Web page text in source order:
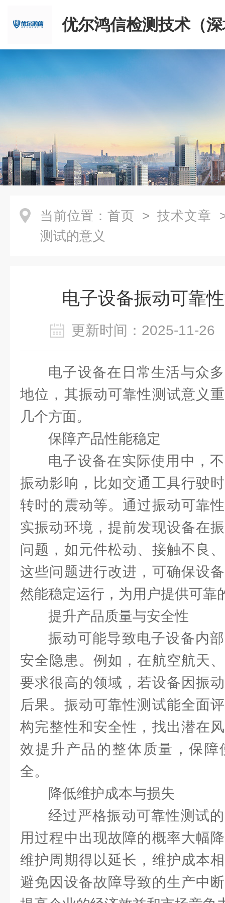
优尔鸿信检测技术（
限公司
当前位置： 首页 > 技术文章
测试的意义
电子设备振动可靠
更新时间：2025-11-
电子设备在日常生活与众
地位，其振动可靠性测试意义
几个方面。
保障产品性能稳定
电子设备在实际使用中，
振动影响，比如交通工具行驶
转时的震动等。通过振动可靠
实振动环境，提前发现设备在
问题，如元件松动、接触不良
这些问题进行改进，可确保设
然能稳定运行，为用户提供可靠
提升产品质量与安全性
振动可能导致电子设备内
安全隐患。例如，在航空航天
要求很高的领域，若设备因振
后果。振动可靠性测试能全面
构完整性和安全性，找出潜在
效提升产品的整体质量，保障
全。
降低维护成本与损失
经过严格振动可靠性测试
用过程中出现故障的概率大幅
维护周期得以延长，维护成本
避免因设备故障导致的生产中